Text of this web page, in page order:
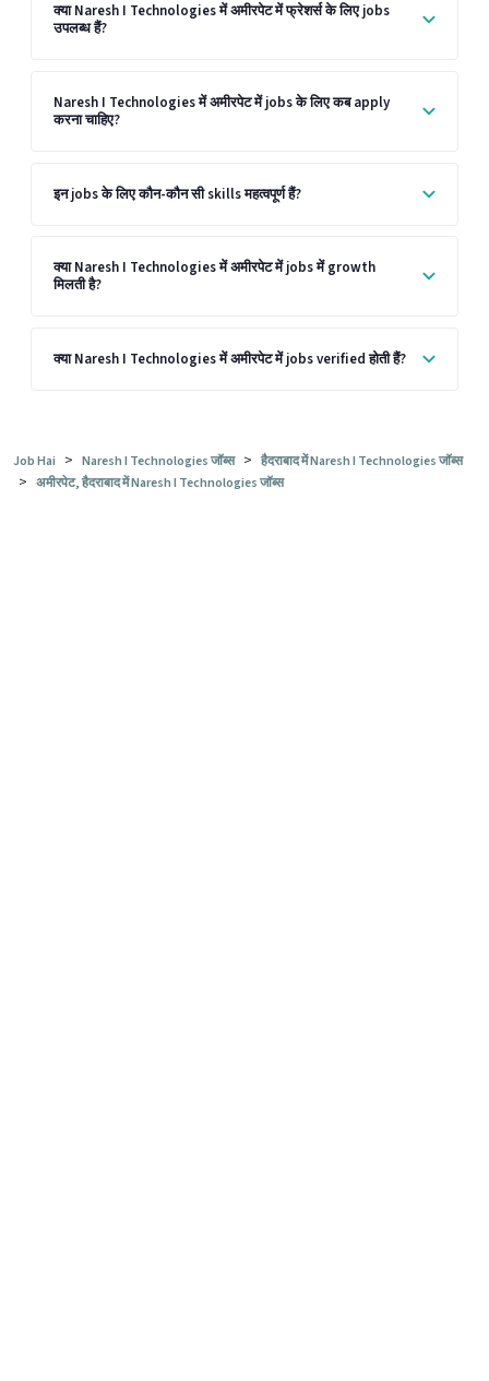
क्या Naresh I Technologies में अमीरपेट में फ्रेशर्स के लिए jobs
उपलब्ध हैं?
Naresh I Technologies में अमीरपेट में jobs के लिए कब apply
करना चाहिए?
इन jobs के लिए कौन-कौन सी skills महत्वपूर्ण हैं?
क्या Naresh I Technologies में अमीरपेट में jobs में growth
मिलती है?
क्या Naresh I Technologies में अमीरपेट में jobs verified होती हैं?
Job Hai > Naresh I Technologies जॉब्स > हैदराबाद में Naresh I Technologies जॉब्स
> अमीरपेट, हैदराबाद में Naresh I Technologies जॉब्स